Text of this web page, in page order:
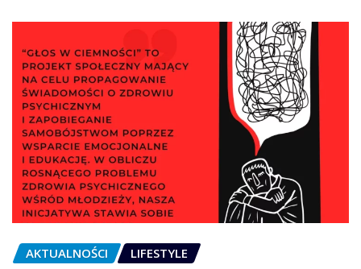
AKTUALNOŚCI LIFESTYLE